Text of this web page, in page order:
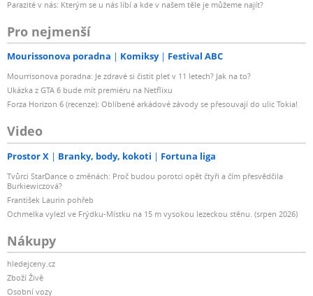
Parazité v nás: Kterým se u nás líbí a kde v našem těle je můžeme najít?
Pro nejmenší
Mourissonova poradna Komiksy Festival ABC
Mourrisonova poradna: Je zdravé si čistit pleť v 11 letech? Jak na to?
Ukázka z GTA 6 bude mít premiéru na Netflixu
Forza Horizon 6 (recenze): Oblíbené arkádové závody se přesouvají do ulic Tokia!
Video
Prostor X Branky, body, kokoti Fortuna liga
Tvůrci StarDance o změnách: Proč budou porotci opět čtyři a čím přesvědčila
Burkiewiczová?
František Laurin pohřeb
Ochmelka vylezl ve Frýdku-Místku na 15 m vysokou lezeckou stěnu. (srpen 2026)
Nákupy
hledejceny.cz
Zboží Živě
Osobní vozy